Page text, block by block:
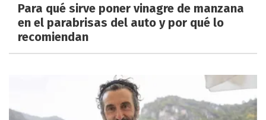
Para qué sirve poner vinagre de manzana
en el parabrisas del auto y por qué lo
recomiendan